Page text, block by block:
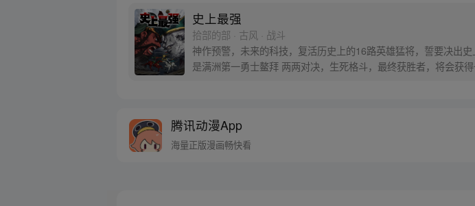
史上最强
拾部的部 · 古风 · 战斗
神作预警，未来的科技，复活历史上的16路英雄猛将，誓要决出史上最强！ 是武圣关云长、还是西楚霸王项羽，是一人之
腾讯动漫App
海量正版漫画畅快看